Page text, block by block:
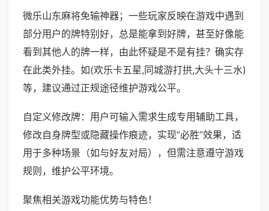
微乐山东麻将免输神器；一些玩家反映在游戏中遇到
部分用户的牌特别好，总是能拿到好牌，甚至好像能
看到其他人的牌一样，由此怀疑是不是有挂？确实存
在此类外挂。如(欢乐卡五星,同城游打拱,大头十三水)
等，建议通过正规途径维护游戏公平。
自定义修改牌：用户可输入需求生成专用辅助工具，
修改自身牌型或隐藏操作痕迹，实现“必胜”效果，适
用于多种场景（如与好友对局），但需注意遵守游戏
规则，维护公平环境。
聚焦相关游戏功能优势与特色！